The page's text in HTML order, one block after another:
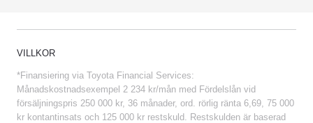
VILLKOR
*Finansiering via Toyota Financial Services:
Månadskostnadsexempel 2 234 kr/mån med Fördelslån vid
försäljningspris 250 000 kr, 36 månader, ord. rörlig ränta 6,69, 75 000
kr kontantinsats och 125 000 kr restskuld. Restskulden är baserad